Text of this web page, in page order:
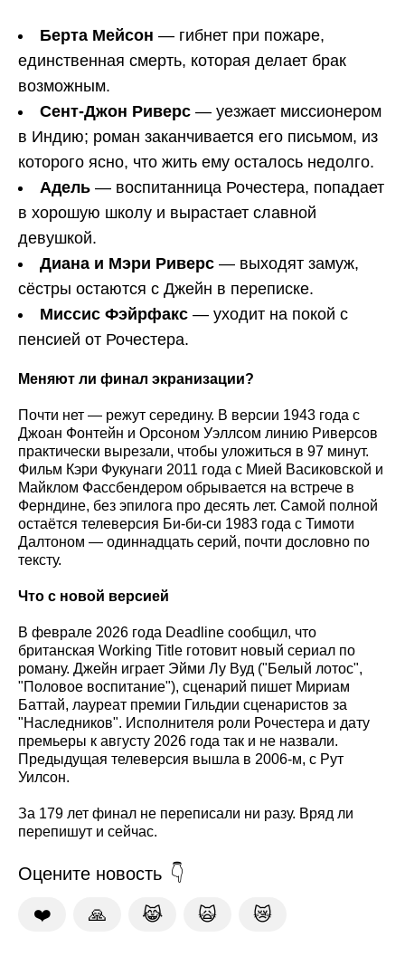
Берта Мейсон — гибнет при пожаре,
единственная смерть, которая делает брак
возможным.
Сент-Джон Риверс — уезжает миссионером
в Индию; роман заканчивается его письмом, из
которого ясно, что жить ему осталось недолго.
Адель — воспитанница Рочестера, попадает
в хорошую школу и вырастает славной
девушкой.
Диана и Мэри Риверс — выходят замуж,
сёстры остаются с Джейн в переписке.
Миссис Фэйрфакс — уходит на покой с
пенсией от Рочестера.
Меняют ли финал экранизации?
Почти нет — режут середину. В версии 1943 года с
Джоан Фонтейн и Орсоном Уэллсом линию Риверсов
практически вырезали, чтобы уложиться в 97 минут.
Фильм Кэри Фукунаги 2011 года с Мией Васиковской и
Майклом Фассбендером обрывается на встрече в
Ферндине, без эпилога про десять лет. Самой полной
остаётся телеверсия Би-би-си 1983 года с Тимоти
Далтоном — одиннадцать серий, почти дословно по
тексту.
Что с новой версией
В феврале 2026 года Deadline сообщил, что
британская Working Title готовит новый сериал по
роману. Джейн играет Эйми Лу Вуд ("Белый лотос",
"Половое воспитание"), сценарий пишет Мириам
Баттай, лауреат премии Гильдии сценаристов за
"Наследников". Исполнителя роли Рочестера и дату
премьеры к августу 2026 года так и не назвали.
Предыдущая телеверсия вышла в 2006-м, с Рут
Уилсон.
За 179 лет финал не переписали ни разу. Вряд ли
перепишут и сейчас.
Оцените новость
❤️ 🙏 😹 🙀 😿